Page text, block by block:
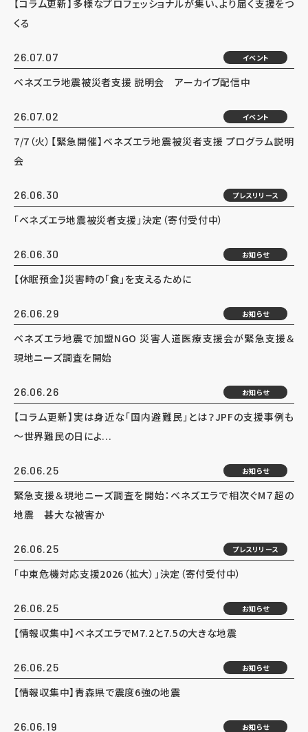
【コラム更新】多様なプロフェッショナルが集い、より届く支援をつ
くる
26.07.07 イベント
ベネズエラ地震被災者支援 説明会 アーカイブ配信中
26.07.02 イベント
7/7（火）【緊急開催】ベネズエラ地震被災者支援 プログラム説明
会
26.06.30 プレスリリース
「ベネズエラ地震被災者支援」決定（寄付受付中）
26.06.30 お知らせ
【休眠預金】災害時の「食」を支えるために
26.06.29 お知らせ
ベネズエラ地震で加盟NGO 災害人道医療支援会が緊急支援＆
現地ニーズ調査を開始
26.06.26 お知らせ
【コラム更新】実は身近な「国内避難民」とは？JPFの支援事例も
～世界難民の日によ...
26.06.25 お知らせ
緊急支援＆現地ニーズ調査を開始：ベネズエラで相次ぐM７超の
地震 甚大な被害か
26.06.25 プレスリリース
「中東危機対応支援2026（拡大）」決定（寄付受付中）
26.06.25 お知らせ
【情報収集中】ベネズエラでM7.2と7.5の大きな地震
26.06.25 お知らせ
【情報収集中】青森県で震度6強の地震
26.06.19 お知らせ